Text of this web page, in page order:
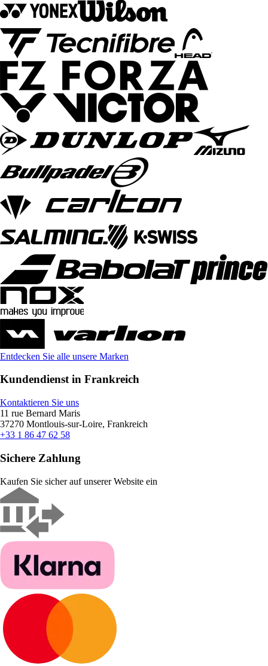
Entdecken Sie alle unsere Marken
Kundendienst in Frankreich
Kontaktieren Sie uns
11 rue Bernard Maris
37270 Montlouis-sur-Loire, Frankreich
+33 1 86 47 62 58
Sichere Zahlung
Kaufen Sie sicher auf unserer Website ein